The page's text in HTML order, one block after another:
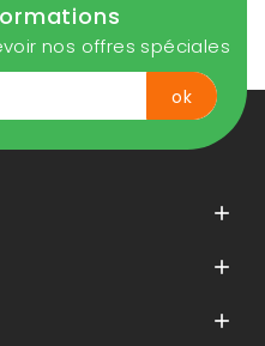
nos offres spéciales


